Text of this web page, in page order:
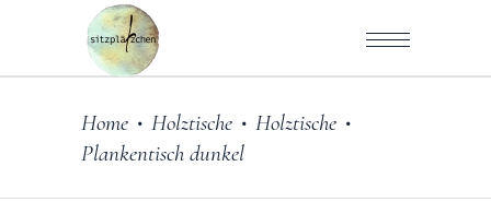
Home • Holztische • Holztische •
Plankentisch dunkel